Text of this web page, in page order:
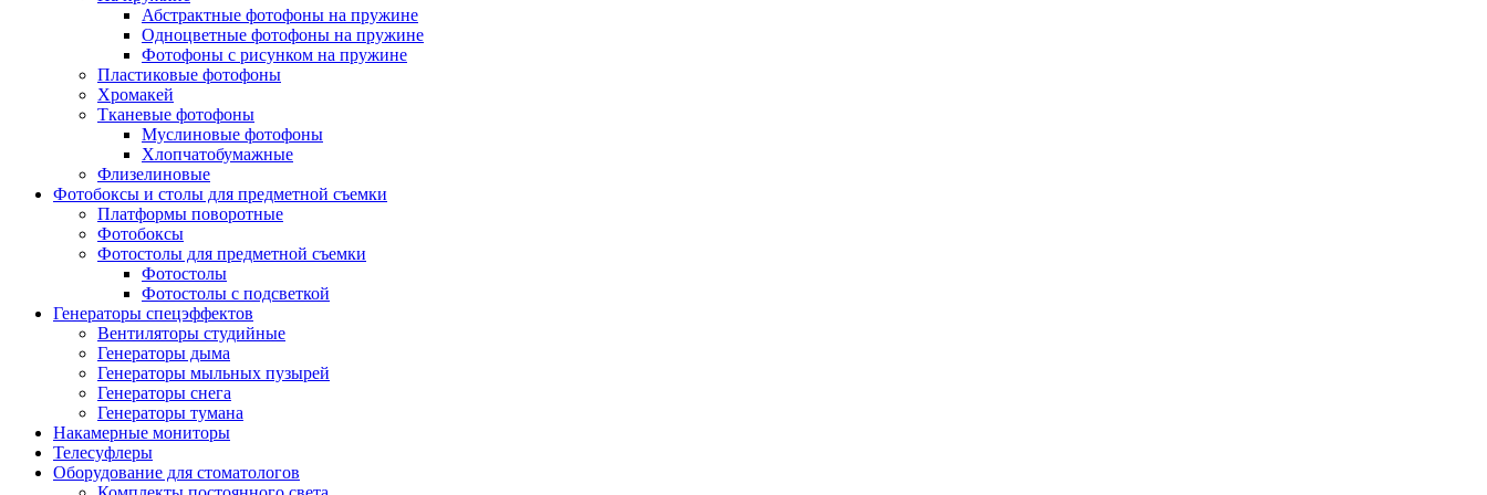
Абстрактные фотофоны на пружине
Одноцветные фотофоны на пружине
Фотофоны с рисунком на пружине
Пластиковые фотофоны
Хромакей
Тканевые фотофоны
Муслиновые фотофоны
Хлопчатобумажные
Флизелиновые
Фотобоксы и столы для предметной съемки
Платформы поворотные
Фотобоксы
Фотостолы для предметной съемки
Фотостолы
Фотостолы с подсветкой
Генераторы спецэффектов
Вентиляторы студийные
Генераторы дыма
Генераторы мыльных пузырей
Генераторы снега
Генераторы тумана
Накамерные мониторы
Телесуфлеры
Оборудование для стоматологов